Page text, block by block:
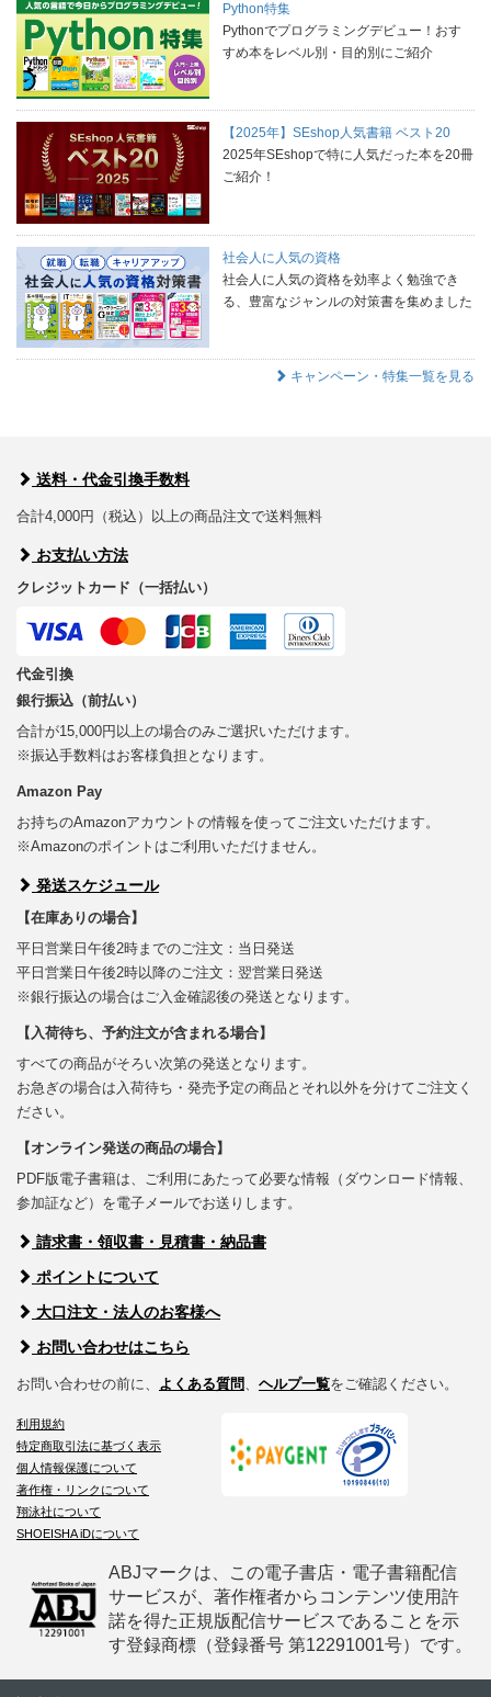
Python特集
Pythonでプログラミングデビュー！おす
すめ本をレベル別・目的別にご紹介
【2025年】SEshop人気書籍 ベスト20
2025年SEshopで特に人気だった本を20冊
ご紹介！
社会人に人気の資格
社会人に人気の資格を効率よく勉強でき
る、豊富なジャンルの対策書を集めました
キャンペーン・特集一覧を見る
送料・代金引換手数料
合計4,000円（税込）以上の商品注文で送料無料
お支払い方法
クレジットカード（一括払い）
代金引換
銀行振込（前払い）
合計が15,000円以上の場合のみご選択いただけます。
※振込手数料はお客様負担となります。
Amazon Pay
お持ちのAmazonアカウントの情報を使ってご注文いただけます。
※Amazonのポイントはご利用いただけません。
発送スケジュール
【在庫ありの場合】
平日営業日午後2時までのご注文：当日発送
平日営業日午後2時以降のご注文：翌営業日発送
※銀行振込の場合はご入金確認後の発送となります。
【入荷待ち、予約注文が含まれる場合】
すべての商品がそろい次第の発送となります。
お急ぎの場合は入荷待ち・発売予定の商品とそれ以外を分けてご注文く
ださい。
【オンライン発送の商品の場合】
PDF版電子書籍は、ご利用にあたって必要な情報（ダウンロード情報、
参加証など）を電子メールでお送りします。
請求書・領収書・見積書・納品書
ポイントについて
大口注文・法人のお客様へ
お問い合わせはこちら
お問い合わせの前に、 よくある質問 ヘルプ一覧をご確認ください。
利用規約
特定商取引法に基づく表示
個人情報保護について
著作権・リンクについて
翔泳社について
SHOEISHA iDについて
ABJマークは、この電子書店・電子書籍配信
サービスが、著作権者からコンテンツ使用許
諾を得た正規版配信サービスであることを示
す登録商標（登録番号 第12291001号）です。